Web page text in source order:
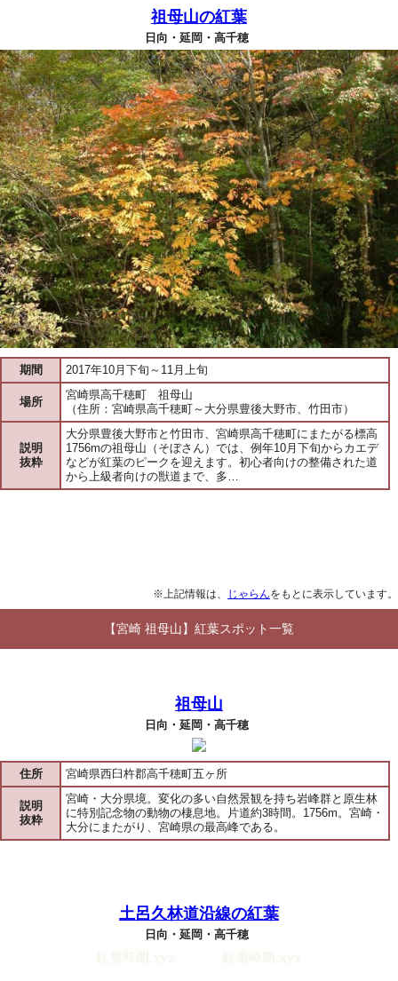
祖母山の紅葉
日向・延岡・高千穂
期間 2017年10月下旬～11月上旬
場所
宮崎県高千穂町 祖母山
（住所：宮崎県高千穂町～大分県豊後大野市、竹田市）
説明
抜粋
大分県豊後大野市と竹田市、宮崎県高千穂町にまたがる標高
1756mの祖母山（そぼさん）では、例年10月下旬からカエデ
などが紅葉のピークを迎えます。初心者向けの整備された道
から上級者向けの獣道まで、多…
※上記情報は、 じゃらんをもとに表示しています。
【宮崎 祖母山】紅葉スポット一覧
祖母山
日向・延岡・高千穂
住所 宮崎県西臼杵郡高千穂町五ヶ所
説明
抜粋
宮崎・大分県境。変化の多い自然景観を持ち岩峰群と原生林
に特別記念物の動物の棲息地。片道約3時間。1756m。宮崎・
大分にまたがり、宮崎県の最高峰である。
土呂久林道沿線の紅葉
日向・延岡・高千穂